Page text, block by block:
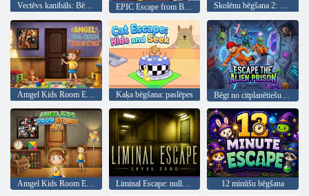
Vectēvs kanibāls: Bēgšana no maniaka EPIC Escape from Barrys Prison Skolēnu bēgšana 2: Ciems
Amgel Kids Room Escape 415 Kaķa bēgšana: paslēpes Bēgt no citplanētiešu cietuma
Amgel Kids Room Escape 416 Liminal Escape: nulles līmenis 12 minūšu bēgšana